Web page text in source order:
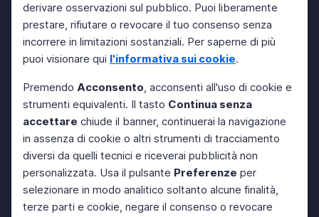
derivare osservazioni sul pubblico. Puoi liberamente
prestare, rifiutare o revocare il tuo consenso senza
incorrere in limitazioni sostanziali. Per saperne di più
puoi visionare qui l'informativa sui cookie.
Premendo Acconsento, acconsenti all'uso di cookie e
strumenti equivalenti. Il tasto Continua senza
accettare chiude il banner, continuerai la navigazione
in assenza di cookie o altri strumenti di tracciamento
diversi da quelli tecnici e riceverai pubblicità non
personalizzata. Usa il pulsante Preferenze per
selezionare in modo analitico soltanto alcune finalità,
terze parti e cookie, negare il consenso o revocare